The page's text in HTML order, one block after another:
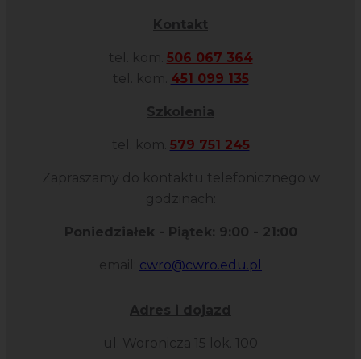
Kontakt
tel. kom. 506 067 364
tel. kom. 451 099 135
Szkolenia
tel. kom. 579 751 245
Zapraszamy do kontaktu telefonicznego w
godzinach:
Poniedziałek - Piątek: 9:00 - 21:00
email: cwro@cwro.edu.pl
Adres i dojazd
ul. Woronicza 15 lok. 100